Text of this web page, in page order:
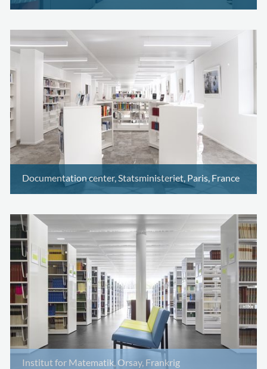
Documentation center, Statsministeriet, Paris, France
Institut for Matematik, Orsay, Frankrig